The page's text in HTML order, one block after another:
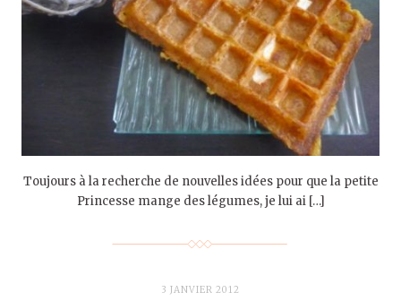
Toujours à la recherche de nouvelles idées pour que la petite
Princesse mange des légumes, je lui ai […]
3 JANVIER 2012